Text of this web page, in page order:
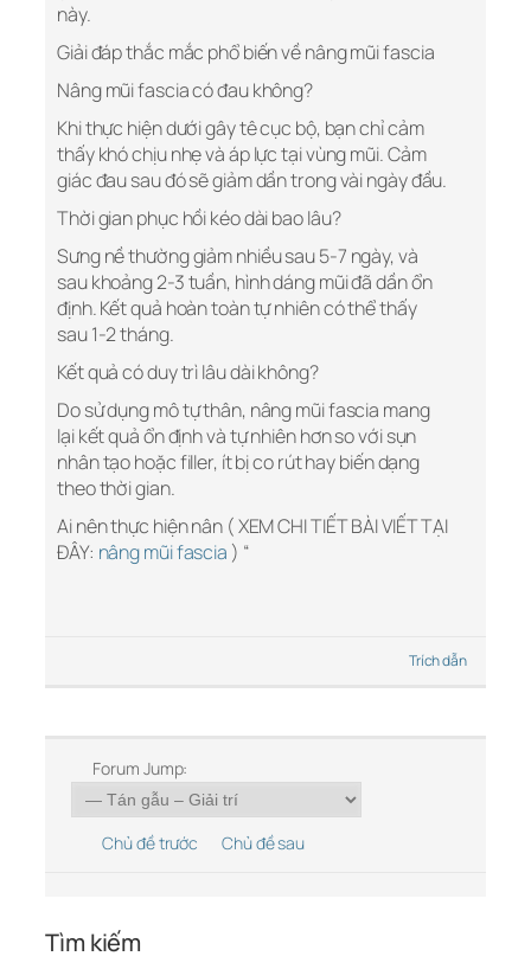
này.
Giải đáp thắc mắc phổ biến về nâng mũi fascia
Nâng mũi fascia có đau không?
Khi thực hiện dưới gây tê cục bộ, bạn chỉ cảm
thấy khó chịu nhẹ và áp lực tại vùng mũi. Cảm
giác đau sau đó sẽ giảm dần trong vài ngày đầu.
Thời gian phục hồi kéo dài bao lâu?
Sưng nề thường giảm nhiều sau 5-7 ngày, và
sau khoảng 2-3 tuần, hình dáng mũi đã dần ổn
định. Kết quả hoàn toàn tự nhiên có thể thấy
sau 1-2 tháng.
Kết quả có duy trì lâu dài không?
Do sử dụng mô tự thân, nâng mũi fascia mang
lại kết quả ổn định và tự nhiên hơn so với sụn
nhân tạo hoặc filler, ít bị co rút hay biến dạng
theo thời gian.
Ai nên thực hiện nân ( XEM CHI TIẾT BÀI VIẾT TẠI
ĐÂY: nâng mũi fascia ) “
Trích dẫn
Forum Jump:
Chủ đề trước Chủ đề sau
Tìm kiếm